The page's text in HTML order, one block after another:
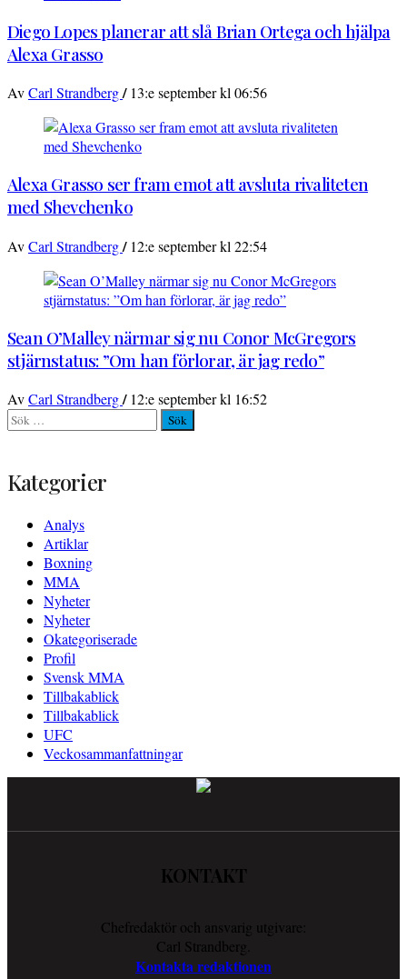
Diego Lopes planerar att slå Brian Ortega och hjälpa
Alexa Grasso
AvCarl Strandberg/ 13:e september kl 06:56
Alexa Grasso ser fram emot att avsluta rivaliteten
med Shevchenko
AvCarl Strandberg/ 12:e september kl 22:54
Sean O’Malley närmar sig nu Conor McGregors
stjärnstatus: ”Om han förlorar, är jag redo”
AvCarl Strandberg/ 12:e september kl 16:52
Sök
efter:
Kategorier
Analys
Artiklar
Boxning
MMA
Nyheter
Nyheter
Okategoriserade
Profil
Svensk MMA
Tillbakablick
Tillbakablick
UFC
Veckosammanfattningar
KONTAKT
Chefredaktör och ansvarig utgivare:
Carl Strandberg.
Kontakta redaktionen